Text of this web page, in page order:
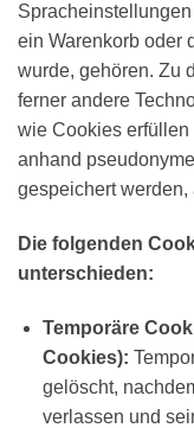
ein Warenkorb oder
wurde, gehören. Zu
ferner andere
wie Cookies
anhand
gespeichert werden,
Die folgenden
unterschieden:
Temporäre
Cookies):
gelöscht,
verlassen und